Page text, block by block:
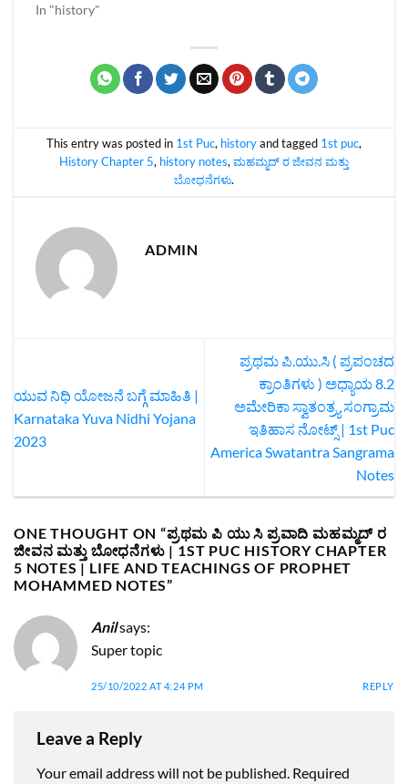
In "history"
This entry was posted in 1st Puc, historyand tagged 1st puc,
History Chapter 5, history notes,ಮಹಮ್ಮದ್‌ ರ ಜೀವನ ಮತ್ತು
ಬೋಧನೆಗಳು.
ADMIN
ಯುವ ನಿಧಿ ಯೋಜನೆ ಬಗ್ಗೆ ಮಾಹಿತಿ |
Karnataka Yuva Nidhi Yojana
2023
ಪ್ರಥಮ ಪಿ.ಯು.ಸಿ ( ಪ್ರಪಂಚದ
ಕ್ರಾಂತಿಗಳು ) ಅಧ್ಯಾಯ 8.2
ಅಮೇರಿಕಾ ಸ್ವಾತಂತ್ರ್ಯ ಸಂಗ್ರಾಮ
ಇತಿಹಾಸ ನೋಟ್ಸ್‌ | 1st Puc
America Swatantra Sangrama
Notes
ONE THOUGHT ON “ಪ್ರಥಮ ಪಿ ಯು ಸಿ ಪ್ರವಾದಿ ಮಹಮ್ಮದ್‌ ರ
ಜೀವನ ಮತ್ತು ಬೋಧನೆಗಳು | 1ST PUC HISTORY CHAPTER
5 NOTES | LIFE AND TEACHINGS OF PROPHET
MOHAMMED NOTES”
Anilsays:
Super topic
25/10/2022 AT 4:24 PM REPLY
Leave a Reply
Your email address will not be published. Required